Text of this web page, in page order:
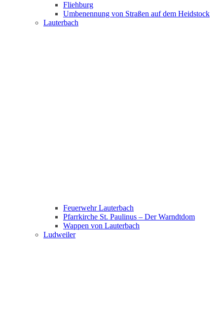
Fliehburg
Umbenennung von Straßen auf dem Heidstock
Lauterbach
Feuerwehr Lauterbach
Pfarrkirche St. Paulinus – Der Warndtdom
Wappen von Lauterbach
Ludweiler